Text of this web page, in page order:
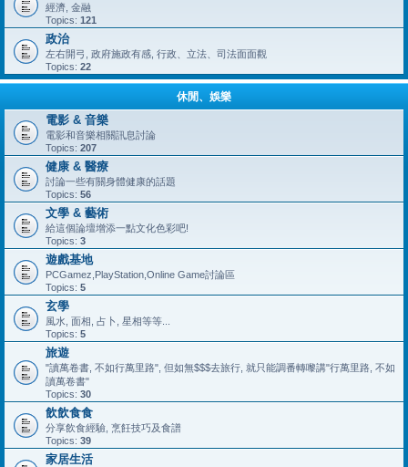
經濟, 金融
Topics: 121
政治
左右開弓, 政府施政有感, 行政、立法、司法面面觀
Topics: 22
休閒、娛樂
電影 & 音樂
電影和音樂相關訊息討論
Topics: 207
健康 & 醫療
討論一些有關身體健康的話題
Topics: 56
文學 & 藝術
給這個論壇增添一點文化色彩吧!
Topics: 3
遊戲基地
PCGamez,PlayStation,Online Game討論區
Topics: 5
玄學
風水, 面相, 占卜, 星相等等...
Topics: 5
旅遊
"讀萬卷書, 不如行萬里路", 但如無$$$去旅行, 就只能調番轉嚟講"行萬里路, 不如
讀萬卷書"
Topics: 30
飲飲食食
分享飲食經驗, 烹飪技巧及食譜
Topics: 39
家居生活